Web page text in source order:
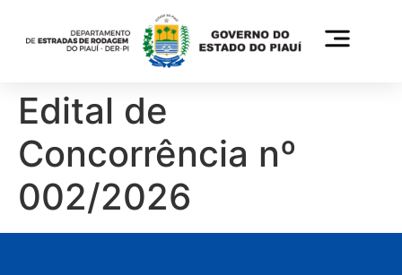
Edital de
Concorrência nº
002/2026